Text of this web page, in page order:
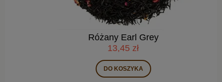
Różany Earl Grey
13,45 zł
DO KOSZYKA